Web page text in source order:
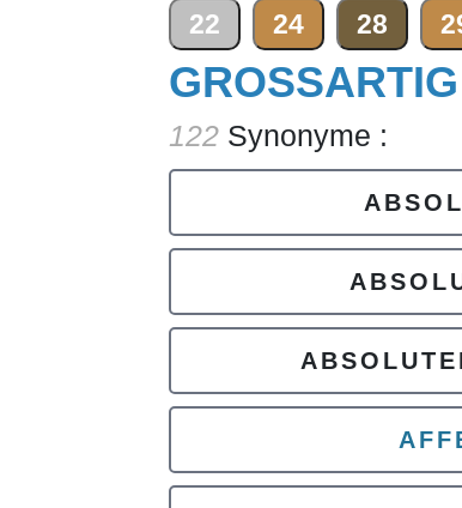
22
24 28
122 Synonyme :